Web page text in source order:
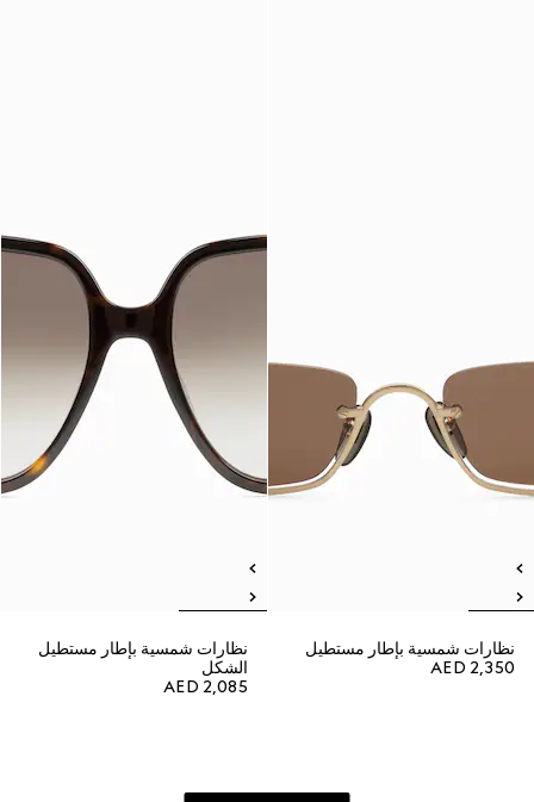
نظارات شمسية بإطار مستطيل
AED 2,350
نظارات شمسية بإطار مستطيل
الشكل
AED 2,085